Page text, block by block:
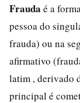
Frauda é a
pessoa do
frauda) ou na
afirmativo
latim , derivado
principal é